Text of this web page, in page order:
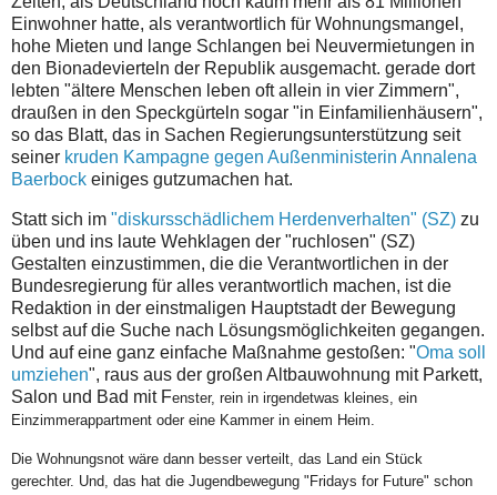
Einwohner hatte, als verantwortlich für Wohnungsmangel,
hohe Mieten und lange Schlangen bei Neuvermietungen in
den Bionadevierteln der Republik ausgemacht. gerade dort
lebten "ältere Menschen leben oft allein in vier Zimmern",
draußen in den Speckgürteln sogar "in Einfamilienhäusern",
so das Blatt, das in Sachen Regierungsunterstützung seit
seiner kruden Kampagne gegen Außenministerin Annalena
Baerbock einiges gutzumachen hat.
Statt sich im "diskursschädlichem Herdenverhalten" (SZ) zu
üben und ins laute Wehklagen der "ruchlosen" (SZ)
Gestalten einzustimmen, die die Verantwortlichen in der
Bundesregierung für alles verantwortlich machen, ist die
Redaktion in der einstmaligen Hauptstadt der Bewegung
selbst auf die Suche nach Lösungsmöglichkeiten gegangen.
Und auf eine ganz einfache Maßnahme gestoßen: "Oma soll
umziehen", raus aus der großen Altbauwohnung mit Parkett,
Salon und Bad mit Fenster, rein in irgendetwas kleines, ein
Einzimmerappartment oder eine Kammer in einem Heim.
Die Wohnungsnot wäre dann besser verteilt, das Land ein Stück
gerechter. Und, das hat die Jugendbewegung "Fridays for Future" schon